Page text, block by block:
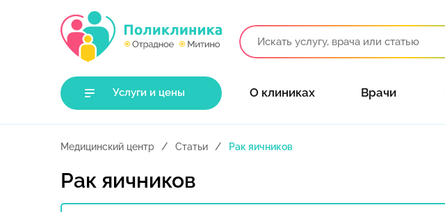
Услуги и цены О клиниках Врачи
Медицинский центр Статьи Рак яичников
Рак яичников